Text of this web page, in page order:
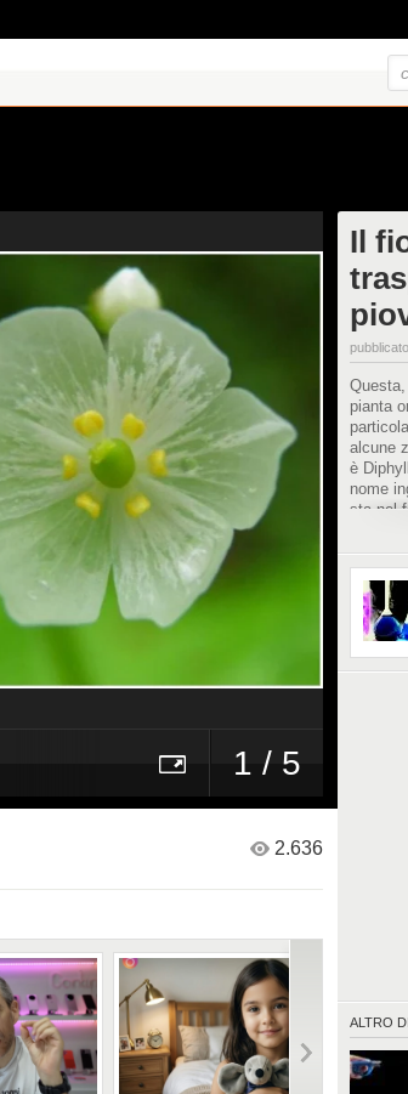
1 / 5
Il
pianta
alcune
è
nome
sta nel
ferma
ALTRO DI
2.636